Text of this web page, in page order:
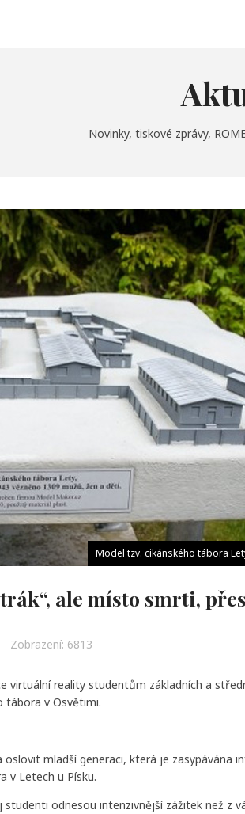
Novinky, tiskové zprávy,
Model tzv. cikánského tábora
ale místo smrti,
Zobrazení: 6813
reality studentům základních a
tábora v Osvětimi.
mladší generaci, která je zasypávána
v Letech u Písku.
odnesou intenzivnější zážitek než z